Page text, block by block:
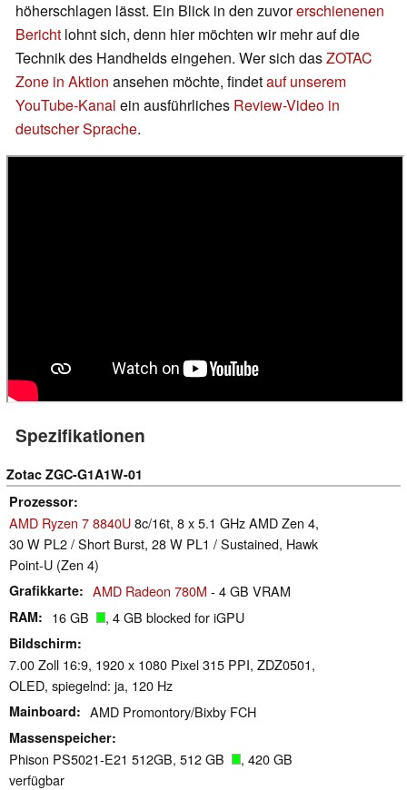
höherschlagen lässt. Ein Blick in den zuvorerschienenen
Bericht lohnt sich, denn hier möchten wir mehr auf die
Technik des Handhelds eingehen. Wer sich dasZOTAC
Zone in Aktion ansehen möchte, findetauf unserem
YouTube-Kanal ein ausführliches Review-Video in
deutscher Sprache.
Spezifikationen
Zotac ZGC-G1A1W-01
Prozessor
AMD Ryzen 7 8840U8c/16t, 8 x 5.1 GHz AMD Zen 4,
30 W PL2 / Short Burst, 28 W PL1 / Sustained, Hawk
Point-U (Zen 4)
Grafikkarte AMD Radeon 780M - 4 GB VRAM
RAM 16 GB , 4 GB blocked for iGPU
Bildschirm
7.00 Zoll 16:9, 1920 x 1080 Pixel 315 PPI, ZDZ0501,
OLED, spiegelnd: ja, 120 Hz
Mainboard AMD Promontory/Bixby FCH
Massenspeicher
Phison PS5021-E21 512GB, 512 GB
, 420 GB
verfügbar